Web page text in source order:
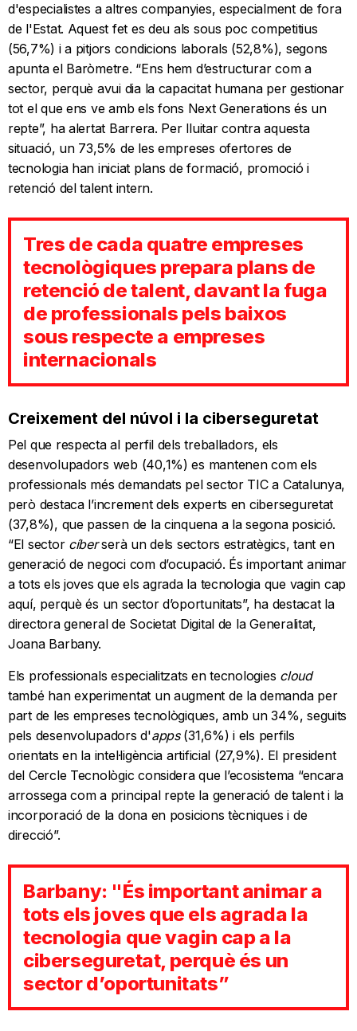
d'especialistes a altres companyies, especialment de fora
de l'Estat. Aquest fet es deu als sous poc competitius
(56,7%) i a pitjors condicions laborals (52,8%), segons
apunta el Baròmetre. “Ens hem d’estructurar com a
sector, perquè avui dia la capacitat humana per gestionar
tot el que ens ve amb els fons Next Generations és un
repte”, ha alertat Barrera. Per lluitar contra aquesta
situació, un 73,5% de les empreses ofertores de
tecnologia han iniciat plans de formació, promoció i
retenció del talent intern.
Tres de cada quatre empreses
tecnològiques prepara plans de
retenció de talent, davant la fuga
de professionals pels baixos
sous respecte a empreses
internacionals
Creixement del núvol i la ciberseguretat
Pel que respecta al perfil dels treballadors, els
desenvolupadors web (40,1%) es mantenen com els
professionals més demandats pel sector TIC a Catalunya,
però destaca l’increment dels experts en ciberseguretat
(37,8%), que passen de la cinquena a la segona posició.
“El sector cíberserà un dels sectors estratègics, tant en
generació de negoci com d’ocupació. És important animar
a tots els joves que els agrada la tecnologia que vagin cap
aquí, perquè és un sector d’oportunitats”, ha destacat la
directora general de Societat Digital de la Generalitat,
Joana Barbany.
Els professionals especialitzats en tecnologies cloud
també han experimentat un augment de la demanda per
part de les empreses tecnològiques, amb un 34%, seguits
pels desenvolupadors d'apps(31,6%) i els perfils
orientats en la intel·ligència artificial (27,9%). El president
del Cercle Tecnològic considera que l’ecosistema “encara
arrossega com a principal repte la generació de talent i la
incorporació de la dona en posicions tècniques i de
direcció”.
Barbany: "És important animar a
tots els joves que els agrada la
tecnologia que vagin cap a la
ciberseguretat, perquè és un
sector d’oportunitats”